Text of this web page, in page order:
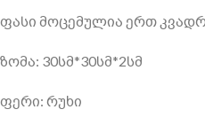
ფასი მოცემულია ერთ
ზომა: 30სმ*30სმ*2სმ
ფერი: რუხი